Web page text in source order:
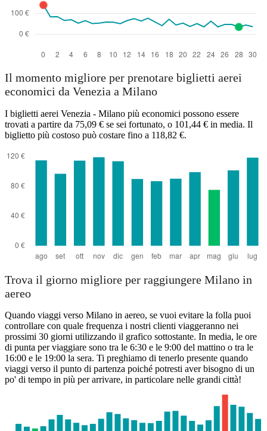
Il momento migliore per prenotare biglietti aerei
economici da Venezia a Milano
I biglietti aerei Venezia - Milano più economici possono essere
trovati a partire da 75,09 € se sei fortunato, o 101,44 € in media. Il
biglietto più costoso può costare fino a 118,82 €.
Trova il giorno migliore per raggiungere Milano in
aereo
Quando viaggi verso Milano in aereo, se vuoi evitare la folla puoi
controllare con quale frequenza i nostri clienti viaggeranno nei
prossimi 30 giorni utilizzando il grafico sottostante. In media, le ore
di punta per viaggiare sono tra le 6:30 e le 9:00 del mattino o tra le
16:00 e le 19:00 la sera. Ti preghiamo di tenerlo presente quando
viaggi verso il punto di partenza poiché potresti aver bisogno di un
po' di tempo in più per arrivare, in particolare nelle grandi città!